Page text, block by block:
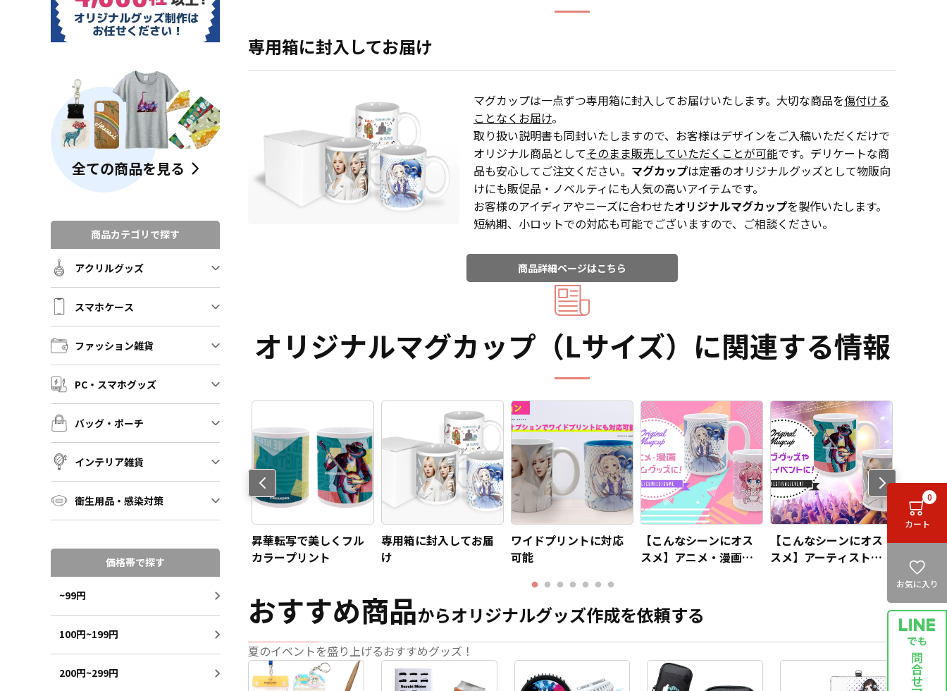
全ての商品を見る
商品カテゴリで探す
アクリルグッズ
スマホケース
ファッション雑貨
PC・スマホグッズ
バッグ・ポーチ
インテリア雑貨
衛生用品・感染対策
価格帯で探す
~99円
100円~199円
200円~299円
専用箱に封入してお届け
マグカップは一点ずつ専用箱に封入してお届けいたします。大切な商品を傷付ける
ことなくお届け。
取り扱い説明書も同封いたしますので、お客様はデザインをご入稿いただくだけで
オリジナル商品としてそのまま販売していただくことが可能です。デリケートな商
品も安心してご注文ください。 マグカップは定番のオリジナルグッズとして物販向
けにも販促品・ノベルティにも人気の高いアイテムです。
お客様のアイディアやニーズに合わせたオリジナルマグカップを製作いたします。
短納期、小ロットでの対応も可能でございますので、ご相談ください。
商品詳細ページはこちら
オリジナルマグカップ（Lサイズ）に関連する情報
Previo
us
】スポーツチーム
式グッズやサークル
のチームグッズと
スメ】企業ノベルティ
やショップ・ブラン
ド、お土産グッズにも
昇華転写で美しくフル
カラープリント
専用箱に封入してお届
け
ワイドプリントに対応
可能
【こんなシーンにオス
スメ】アニメ・漫画・
【こんなシーンにオス
スメ】アーティストの
【こん
スメ】
公式グ
などの
しても
おすすめ商品からオリジナルグッズ作成を依頼する
夏のイベントを盛り上げるおすすめグッズ！
カート
0
お気に入り